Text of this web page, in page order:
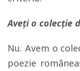
Aveți o colecție
Nu. Avem o
poezie